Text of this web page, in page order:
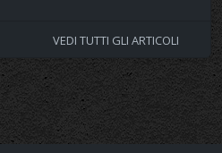
VEDI TUTTI GLI ARTICOLI